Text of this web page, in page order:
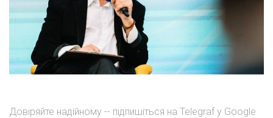
Довіряйте надійному -- підпишіться на Telegraf у Google